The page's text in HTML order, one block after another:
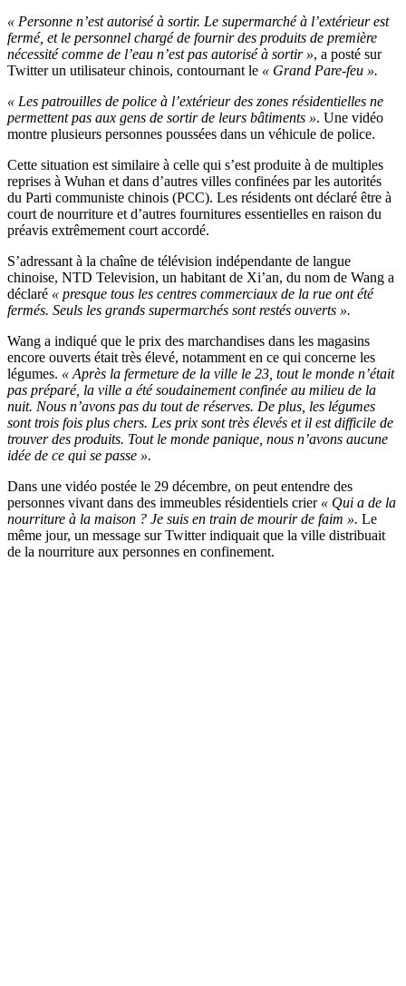
« Personne n’est autorisé à sortir. Le supermarché à l’extérieur est
fermé, et le personnel chargé de fournir des produits de première
nécessité comme de l’eau n’est pas autorisé à sortir », a posté sur
Twitter un utilisateur chinois, contournant le « Grand Pare-feu ».
« Les patrouilles de police à l’extérieur des zones résidentielles ne
permettent pas aux gens de sortir de leurs bâtiments ». Une vidéo
montre plusieurs personnes poussées dans un véhicule de police.
Cette situation est similaire à celle qui s’est produite à de multiples
reprises à Wuhan et dans d’autres villes confinées par les autorités
du Parti communiste chinois (PCC). Les résidents ont déclaré être à
court de nourriture et d’autres fournitures essentielles en raison du
préavis extrêmement court accordé.
S’adressant à la chaîne de télévision indépendante de langue
chinoise, NTD Television, un habitant de Xi’an, du nom de Wang a
déclaré « presque tous les centres commerciaux de la rue ont été
fermés. Seuls les grands supermarchés sont restés ouverts ».
Wang a indiqué que le prix des marchandises dans les magasins
encore ouverts était très élevé, notamment en ce qui concerne les
légumes. « Après la fermeture de la ville le 23, tout le monde n’était
pas préparé, la ville a été soudainement confinée au milieu de la
nuit. Nous n’avons pas du tout de réserves. De plus, les légumes
sont trois fois plus chers. Les prix sont très élevés et il est difficile de
trouver des produits. Tout le monde panique, nous n’avons aucune
idée de ce qui se passe ».
Dans une vidéo postée le 29 décembre, on peut entendre des
personnes vivant dans des immeubles résidentiels crier « Qui a de la
nourriture à la maison ? Je suis en train de mourir de faim ». Le
même jour, un message sur Twitter indiquait que la ville distribuait
de la nourriture aux personnes en confinement.